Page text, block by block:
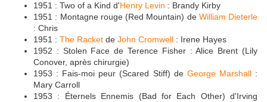
1951 : Two of a Kind d'Henry Levin : Brandy Kirby
1951 : Montagne rouge (Red Mountain) de William Dieterle
: Chris
1951 : The Racket de John Cromwell : Irene Hayes
1952 : Stolen Face de Terence Fisher : Alice Brent (Lily
Conover, après chirurgie)
1953 : Fais-moi peur (Scared Stiff) de George Marshall:
Mary Carroll
1953 : Éternels Ennemis (Bad for Each Other) d'Irving